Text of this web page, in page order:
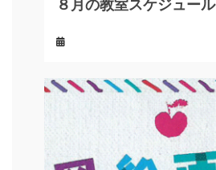
８月の教室スケジュール